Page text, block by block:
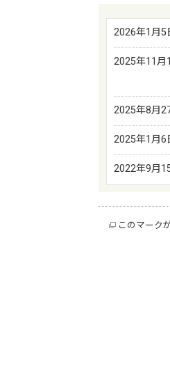
2026年1月5
2025年11月
2025年8月
2025年1月6
2022年9月
このマーク